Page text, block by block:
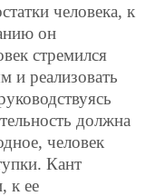
человека, к
он
стремился
и реализовать
должна
человек
Кант
к ее